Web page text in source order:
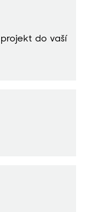
do vaší